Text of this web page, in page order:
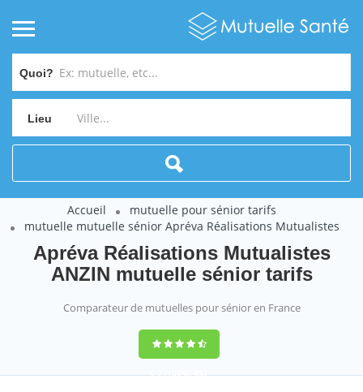
Quoi?
Lieu
Accueil
mutuelle pour sénior tarifs
mutuelle mutuelle sénior Apréva Réalisations Mutualistes
Apréva Réalisations Mutualistes
ANZIN mutuelle sénior tarifs
Comparateur de mutuelles pour sénior en France
9,2(100%)452